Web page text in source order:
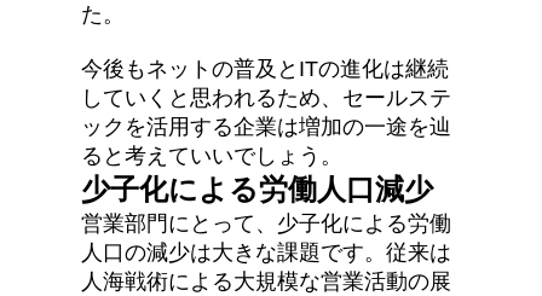
た。
今後もネットの普及とITの進化は継続
していくと思われるため、セールステ
ックを活用する企業は増加の一途を辿
ると考えていいでしょう。
少子化による労働人口減少
営業部門にとって、少子化による労働
人口の減少は大きな課題です。従来は
人海戦術による大規模な営業活動の展